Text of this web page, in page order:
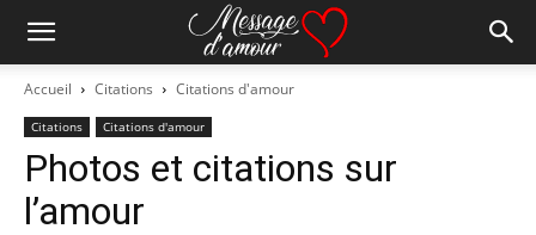
Accueil Citations Citations d'amour
Citations Citations d'amour
Photos et citations sur
l’amour